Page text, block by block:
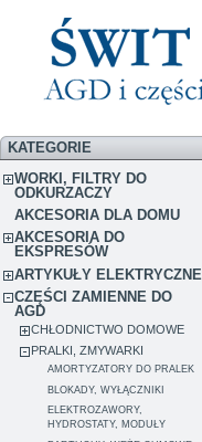
KATEGORIE
WORKI, FILTRY DO
ODKURZACZY
AKCESORIA DLA DOMU
AKCESORIA DO
EKSPRESÓW
ARTYKUŁY ELEKTRYCZNE
CZĘŚCI ZAMIENNE DO
AGD
CHŁODNICTWO DOMOWE
PRALKI, ZMYWARKI
AMORTYZATORY DO PRALEK
BLOKADY, WYŁĄCZNIKI
ELEKTROZAWORY,
HYDROSTATY, MODUŁY